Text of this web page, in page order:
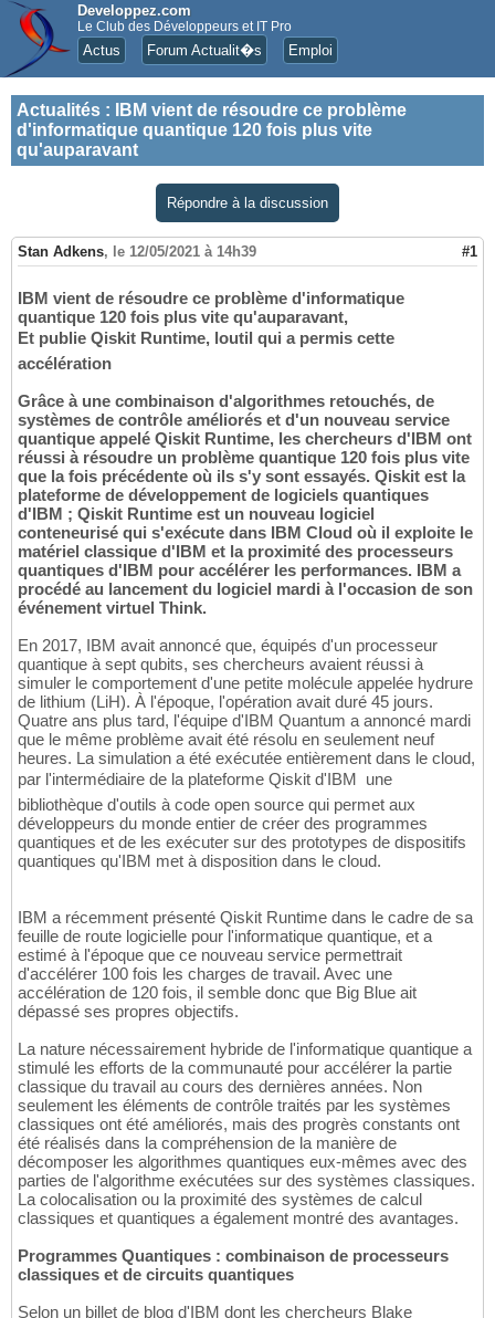
Developpez.com
Le Club des Développeurs et IT Pro
Actus Forum Actualit�s Emploi
Actualités :
IBM vient de résoudre ce problème
d'informatique quantique 120 fois plus vite
qu'auparavant
Répondre à la discussion
Stan Adkens, le 12/05/2021 à 14h39 #1
IBM vient de résoudre ce problème d'informatique
quantique 120 fois plus vite qu'auparavant,
Et publie Qiskit Runtime, loutil qui a permis cette
accélération
Grâce à une combinaison d'algorithmes retouchés, de
systèmes de contrôle améliorés et d'un nouveau service
quantique appelé Qiskit Runtime, les chercheurs d'IBM ont
réussi à résoudre un problème quantique 120 fois plus vite
que la fois précédente où ils s'y sont essayés. Qiskit est la
plateforme de développement de logiciels quantiques
d'IBM ; Qiskit Runtime est un nouveau logiciel
conteneurisé qui s'exécute dans IBM Cloud où il exploite le
matériel classique d'IBM et la proximité des processeurs
quantiques d'IBM pour accélérer les performances. IBM a
procédé au lancement du logiciel mardi à l'occasion de son
événement virtuel Think.
En 2017, IBM avait annoncé que, équipés d'un processeur
quantique à sept qubits, ses chercheurs avaient réussi à
simuler le comportement d'une petite molécule appelée hydrure
de lithium (LiH). À l'époque, l'opération avait duré 45 jours.
Quatre ans plus tard, l'équipe d'IBM Quantum a annoncé mardi
que le même problème avait été résolu en seulement neuf
heures. La simulation a été exécutée entièrement dans le cloud,
par l'intermédiaire de la plateforme Qiskit d'IBM  une
bibliothèque d'outils à code open source qui permet aux
développeurs du monde entier de créer des programmes
quantiques et de les exécuter sur des prototypes de dispositifs
quantiques qu'IBM met à disposition dans le cloud.
IBM a récemment présenté Qiskit Runtime dans le cadre de sa
feuille de route logicielle pour l'informatique quantique, et a
estimé à l'époque que ce nouveau service permettrait
d'accélérer 100 fois les charges de travail. Avec une
accélération de 120 fois, il semble donc que Big Blue ait
dépassé ses propres objectifs.
La nature nécessairement hybride de l'informatique quantique a
stimulé les efforts de la communauté pour accélérer la partie
classique du travail au cours des dernières années. Non
seulement les éléments de contrôle traités par les systèmes
classiques ont été améliorés, mais des progrès constants ont
été réalisés dans la compréhension de la manière de
décomposer les algorithmes quantiques eux-mêmes avec des
parties de l'algorithme exécutées sur des systèmes classiques.
La colocalisation ou la proximité des systèmes de calcul
classiques et quantiques a également montré des avantages.
Programmes Quantiques : combinaison de processeurs
classiques et de circuits quantiques
Selon un billet de blog d'IBM dont les chercheurs Blake